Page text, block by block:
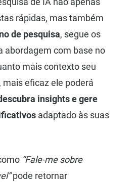
rápidas, mas também
de pesquisa, segue os
abordagem com base no
mais contexto seu
eficaz ele poderá
insights e gere
adaptado às suas
“Fale-me sobre
pode retornar